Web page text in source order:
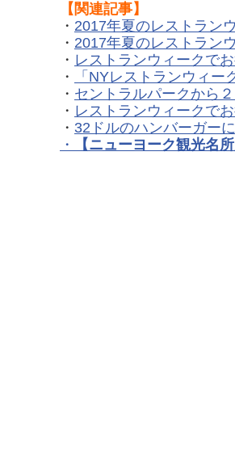
【関連記事】
・ 2017年夏のレストラン
・ 2017年夏のレストラン
・ レストランウィークで
・
「NYレストランウィ
・ セントラルパークから
・ レストランウィークで
・ 32ドルのハンバーガー
・
【ニューヨーク観光名